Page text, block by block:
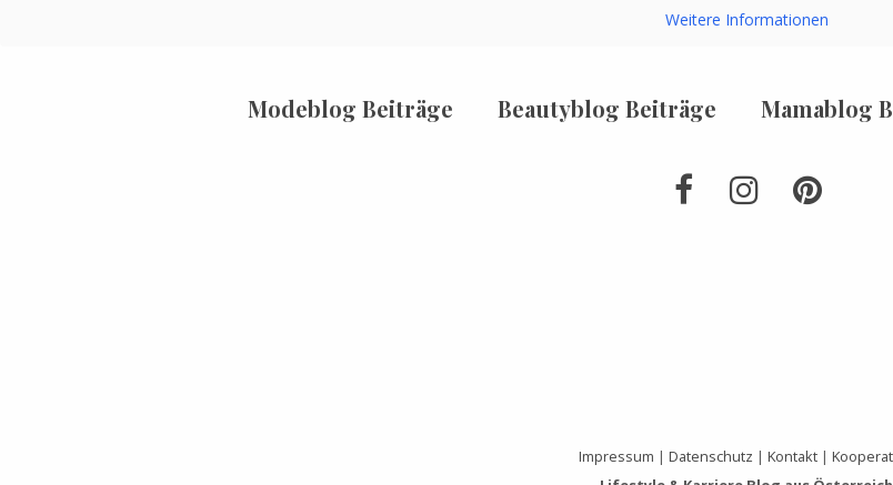
Weitere Informationen
Modeblog Beiträge Beautyblog Beiträge Mamablog
Impressum | Datenschutz | Kontakt |